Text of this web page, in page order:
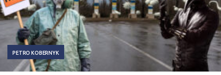
PETRO KOBERNYK